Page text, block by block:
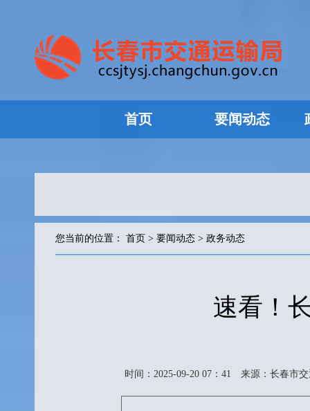
首页 要闻动态
您当前的位置： 首页 > 要闻动态 > 政务动态
速看！
时间：2025-09-20 07：41 来源：长春市